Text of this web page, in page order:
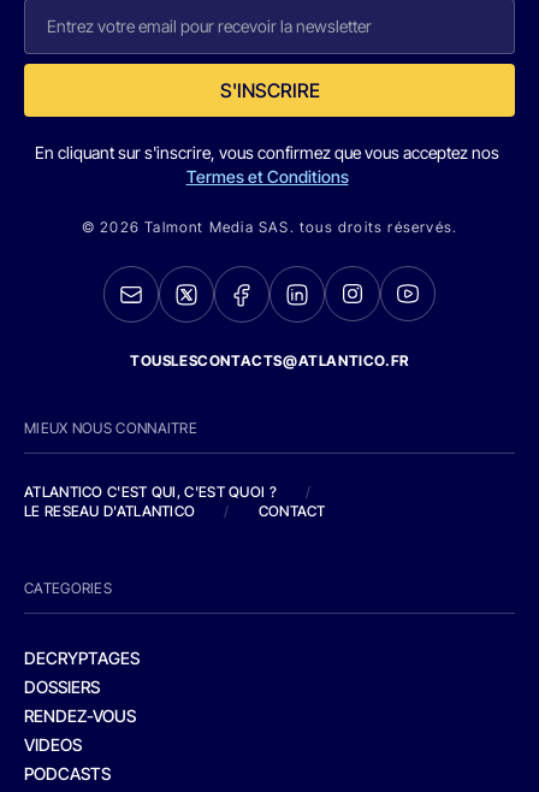
S'INSCRIRE
En cliquant sur s'inscrire, vous confirmez que vous acceptez nos
Termes et Conditions
© 2026 Talmont Media SAS. tous droits réservés.
TOUSLESCONTACTS@ATLANTICO.FR
MIEUX NOUS CONNAITRE
ATLANTICO C'EST QUI, C'EST QUOI ?
/
LE RESEAU D'ATLANTICO
/ CONTACT
CATEGORIES
DECRYPTAGES
DOSSIERS
RENDEZ-VOUS
VIDEOS
PODCASTS